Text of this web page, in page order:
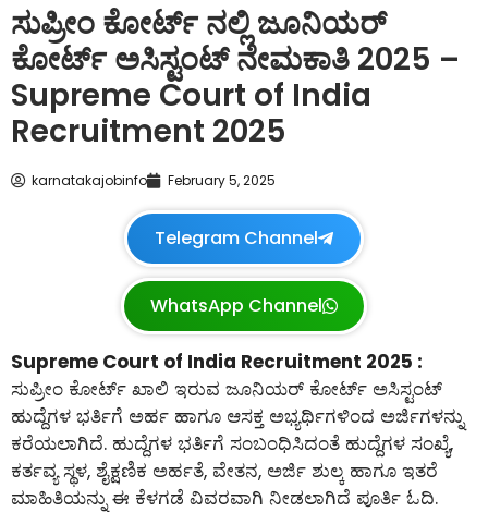
ಸುಪ್ರೀಂ ಕೋರ್ಟ್ ನಲ್ಲಿ ಜೂನಿಯರ್
ಕೋರ್ಟ್ ಅಸಿಸ್ಟಂಟ್ ನೇಮಕಾತಿ 2025 –
Supreme Court of India
Recruitment 2025
karnatakajobinfo February 5, 2025
Telegram Channel
WhatsApp Channel
Supreme Court of India Recruitment 2025 :
ಸುಪ್ರೀಂ ಕೋರ್ಟ್ ಖಾಲಿ ಇರುವ ಜೂನಿಯರ್ ಕೋರ್ಟ್ ಅಸಿಸ್ಟಂಟ್
ಹುದ್ದೆಗಳ ಭರ್ತಿಗೆ ಅರ್ಹ ಹಾಗೂ ಆಸಕ್ತ ಅಭ್ಯರ್ಥಿಗಳಿಂದ ಅರ್ಜಿಗಳನ್ನು
ಕರೆಯಲಾಗಿದೆ. ಹುದ್ದೆಗಳ ಭರ್ತಿಗೆ ಸಂಬಂಧಿಸಿದಂತೆ ಹುದ್ದೆಗಳ ಸಂಖ್ಯೆ,
ಕರ್ತವ್ಯ ಸ್ಥಳ, ಶೈಕ್ಷಣಿಕ ಅರ್ಹತೆ, ವೇತನ, ಅರ್ಜಿ ಶುಲ್ಕ ಹಾಗೂ ಇತರೆ
ಮಾಹಿತಿಯನ್ನು ಈ ಕೆಳಗಡೆ ವಿವರವಾಗಿ ನೀಡಲಾಗಿದೆ ಪೂರ್ತಿ ಓದಿ.